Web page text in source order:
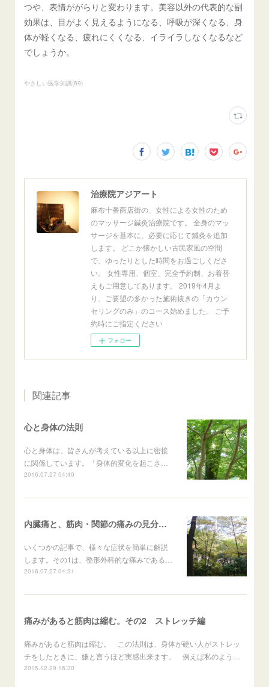
つや、表情ががらりと変わります。美容以外の代表的な副
効果は、目がよく見えるようになる、呼吸が深くなる、身
体が軽くなる、疲れにくくなる、イライラしなくなるなど
でしょうか。
やさしい医学知識(69)
治療院アジアート
麻布十番商店街の、女性による女性のため
のマッサージ鍼灸治療院です。 全身のマッ
サージを基本に、必要に応じて鍼灸を追加
します。 どこか懐かしい古民家風の空間
で、ゆったりとした時間をお過ごしくださ
い。 女性専用、個室、完全予約制、お着替
えもご用意してあります。 2019年4月よ
り、ご要望の多かった施術抜きの「カウン
セリングのみ」のコース始めました。 ご予
約時にご指定ください
フォロー
関連記事
心と身体の法則
心と身体は、皆さんが考えている以上に密接
に関係しています。「身体的変化を起こさ…
2016.07.27 04:40
内臓痛と、筋肉・関節の痛みの見分け方
いくつかの記事で、様々な症状を簡単に解説
します。その1は、整形外科的な痛みである…
2016.07.27 04:31
痛みがあると筋肉は縮む。その2 ストレッチ編
痛みがあると筋肉は縮む。 この法則は、身体が硬い人がストレッ
チをしたときに、嫌と言うほど実感出来ます。 例えば私のよう…
2015.12.29 16:30